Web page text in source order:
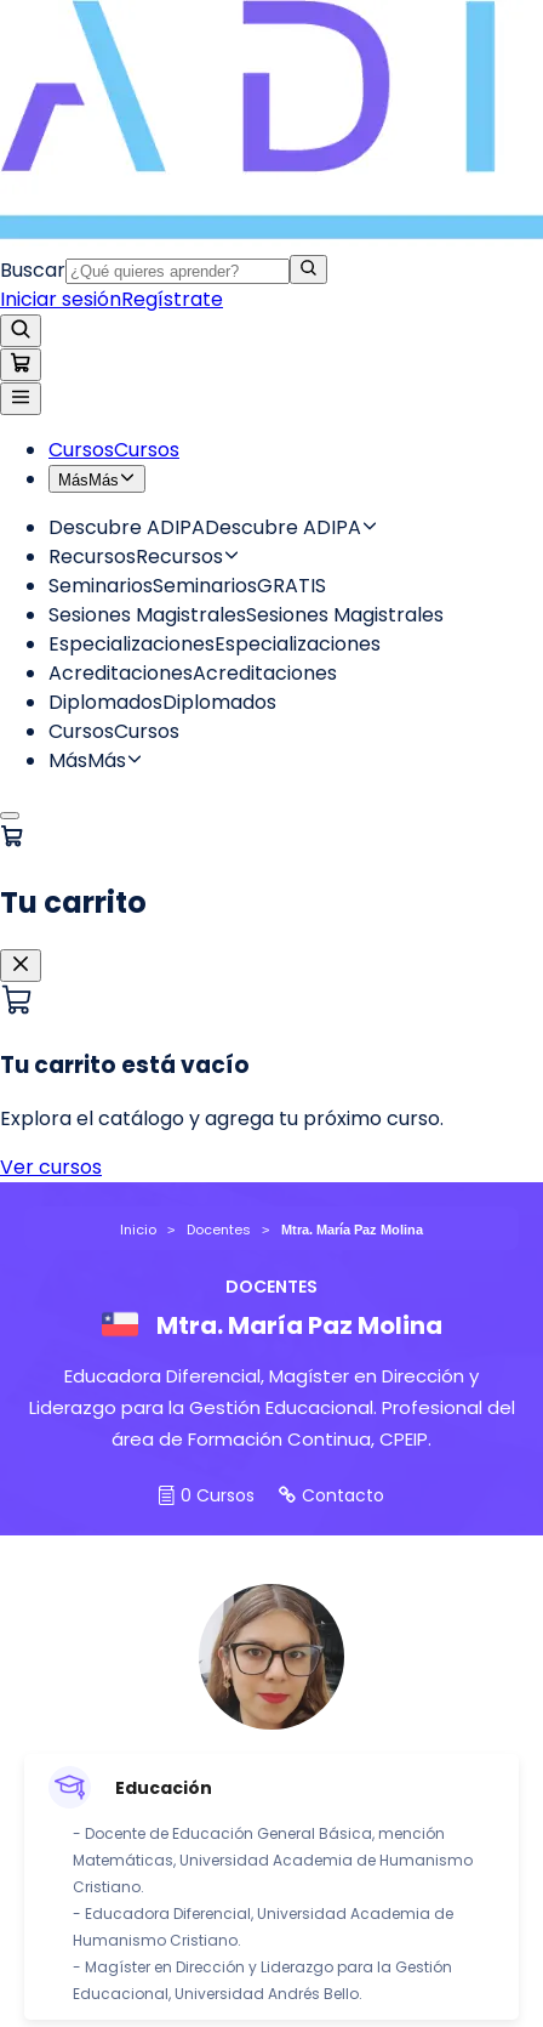
Inicio Docentes Mtra. María Paz Molina
DOCENTES
Mtra. María Paz Molina
Educadora Diferencial, Magíster en Dirección y
Liderazgo para la Gestión Educacional. Profesional del
área de Formación Continua, CPEIP.
0 Cursos Contacto
Educación
- Docente de Educación General Básica, mención
Matemáticas, Universidad Academia de Humanismo
Cristiano.
- Educadora Diferencial, Universidad Academia de
Humanismo Cristiano.
- Magíster en Dirección y Liderazgo para la Gestión
Educacional, Universidad Andrés Bello.